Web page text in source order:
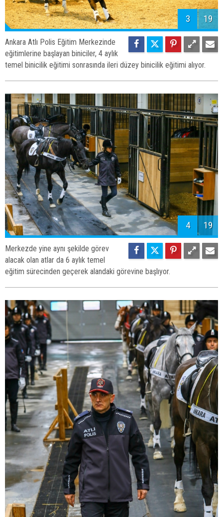
3 19
Ankara Atlı Polis Eğitim Merkezinde
eğitimlerine başlayan biniciler, 4 aylık
temel binicilik eğitimi sonrasında ileri düzey binicilik eğitimi alıyor.
4 19
Merkezde yine aynı şekilde görev
alacak olan atlar da 6 aylık temel
eğitim sürecinden geçerek alandaki görevine başlıyor.